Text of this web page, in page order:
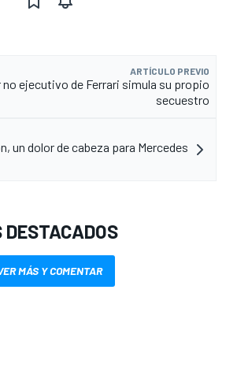
ARTÍCULO PREVIO
ejecutivo de Ferrari simula su propio
secuestro
un dolor de cabeza para Mercedes
DESTACADOS
MÁS Y COMENTAR